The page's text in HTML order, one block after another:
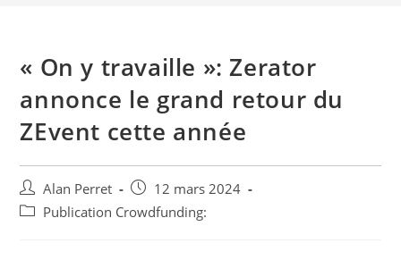
« On y travaille »: Zerator
annonce le grand retour du
ZEvent cette année
Auteur/autrice
de
Alan Perret
Post
published:
12 mars 2024
PostPublication Crowdfunding: